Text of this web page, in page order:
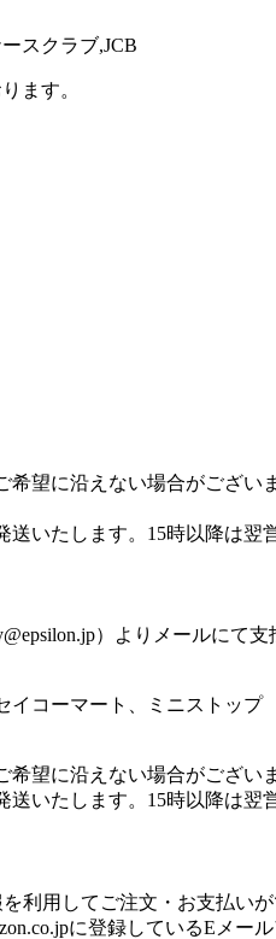
ます。
望に沿えない場合がござい
いたします。15時以降は翌
）よりメールに
望に沿えない場合がござい
いたします。15時以降は翌
利用してご注文・お支払いが
に登録しているEメ